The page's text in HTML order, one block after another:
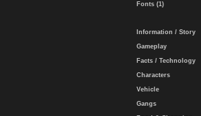
Fonts (1)
Information / Story
Gameplay
Facts / Technology
Characters
Vehicle
Gangs